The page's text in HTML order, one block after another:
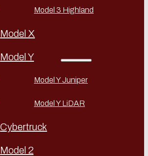
Model 3 Highland
Model X
Model Y
Model Y Juniper
Model Y LiDAR
Cybertruck
Model 2